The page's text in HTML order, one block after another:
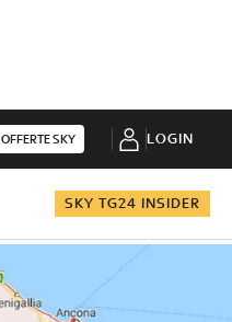
OFFERTE SKY LOGIN
SKY TG24 INSIDER